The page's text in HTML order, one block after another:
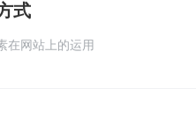
式
在网站上的运用